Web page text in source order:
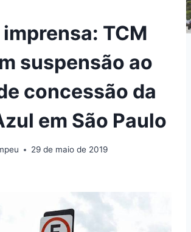
TCM
suspensão ao
concessão da
em São Paulo
29 de maio de 2019